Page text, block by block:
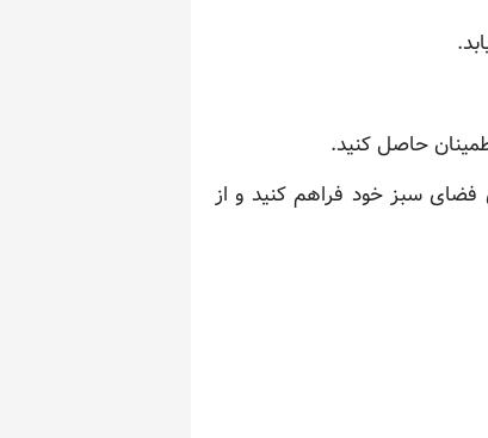
حاصل کنید.
فضای سبز خود فراهم کنید و از